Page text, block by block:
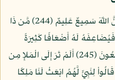
وَقَاتِلُواْ فِي سَبِيلِ اللّهِ وَاعْلَمُواْ أَنَّ اللّهَ سَمِيعٌ عَلِيمٌ (244) مَّن ذَا
لَهُ أَضْعَافًا كَثِيرَةً
وَاللّهُ يَقْبِضُ وَيَبْسُطُ وَإِلَيْهِ تُرْجَعُونَ (245) أَلَمْ تَرَ إِلَى الْمَلإِ مِن
لِنَبِيٍّ لَّهُمُ ابْعَثْ لَنَا مَلِكًا